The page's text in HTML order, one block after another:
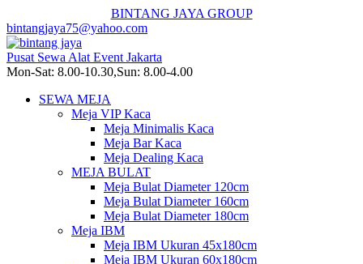
BINTANG JAYA GROUP
bintangjaya75@yahoo.com
Pusat Sewa Alat Event Jakarta
Mon-Sat: 8.00-10.30,Sun: 8.00-4.00
SEWA MEJA
Meja VIP Kaca
Meja Minimalis Kaca
Meja Bar Kaca
Meja Dealing Kaca
MEJA BULAT
Meja Bulat Diameter 120cm
Meja Bulat Diameter 160cm
Meja Bulat Diameter 180cm
Meja IBM
Meja IBM Ukuran 45x180cm
Meja IBM Ukuran 60x180cm